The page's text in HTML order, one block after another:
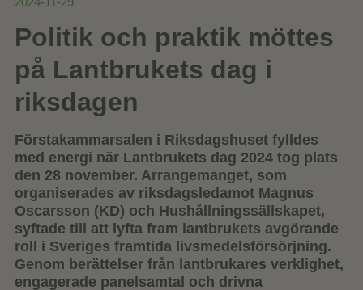
Politik och praktik möttes
på Lantbrukets dag i
riksdagen
Förstakammarsalen i Riksdagshuset fylldes
med energi när Lantbrukets dag 2024 tog plats
den 28 november. Arrangemanget, som
organiserades av riksdagsledamot Magnus
Oscarsson (KD) och Hushållningssällskapet,
syftade till att lyfta fram lantbrukets avgörande
roll i Sveriges framtida livsmedelsförsörjning.
Genom berättelser från lantbrukares verklighet,
engagerade panelsamtal och drivna